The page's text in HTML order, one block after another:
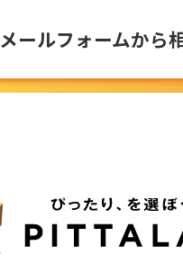
メールフォームから